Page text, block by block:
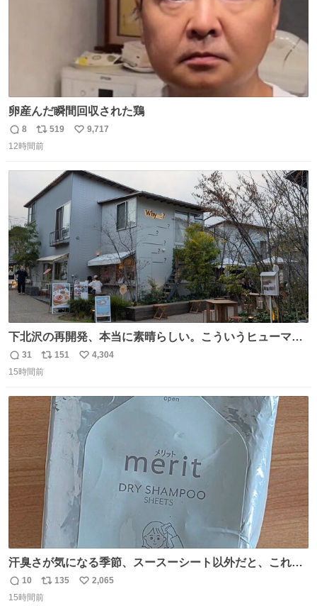
卵産んだ瞬間回収された鶏
返
信
8
リ
ポ
数
519
い
数
9,717
12時間前
下北沢の再開発、本当に素晴らしい。こういうヒューマン
スケールの開発がいいんだよ。
返
信
31
リ
ポ
ト
数
151
い
数
4,304
15時間前
汗臭さが気になる季節、スースーシート以外だと、これが
とにかくスッキリする。2年くらい前に #生活は踊る で紹
介したやつ。おじさんにもおばさんにもオススメだ。ドラ
返
信
10
リ
ポ
135
い
2,065
15時間前